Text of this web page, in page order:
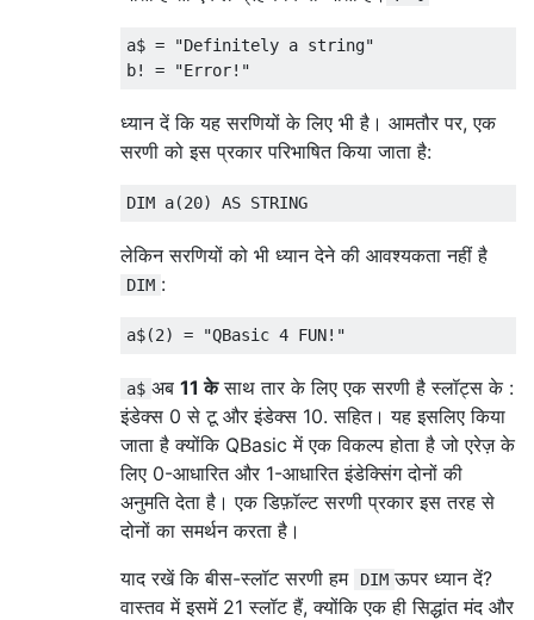
a$ = "Definitely a string"
ध्यान दें कि यह सरणियों के लिए भी है। आमतौर पर, एक
सरणी को इस प्रकार परिभाषित किया जाता है:
लेकिन सरणियों को भी ध्यान देने की आवश्यकता नहीं है
DIM :
a$ अब 11 केसाथ तार के लिए एक सरणी है स्लॉट्स के :
इंडेक्स 0 से टू और इंडेक्स 10. सहित। यह इसलिए किया
जाता है क्योंकि QBasic में एक विकल्प होता है जो एरेज़ के
लिए 0-आधारित और 1-आधारित इंडेक्सिंग दोनों की
अनुमति देता है। एक डिफ़ॉल्ट सरणी प्रकार इस तरह से
दोनों का समर्थन करता है।
याद रखें कि बीस-स्लॉट सरणी हम
DIM ऊपर ध्यान दें?
वास्तव में इसमें 21 स्लॉट हैं, क्योंकि एक ही सिद्धांत मंद और